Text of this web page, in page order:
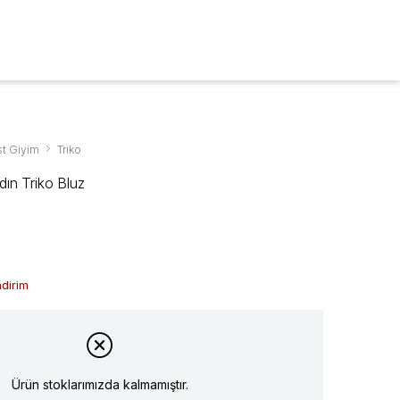
Giyim Triko
Triko Bluz
Ürün stoklarımızda kalmamıştır.